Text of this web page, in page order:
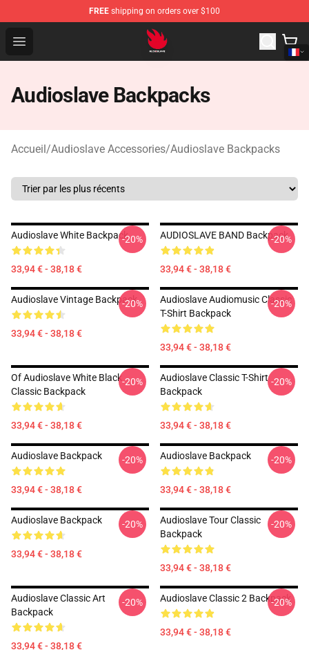
FREE shipping on orders over $100
Open menu
Audioslave Store - Official Audioslave Merchandise Shop
Audioslave Backpacks
Accueil/Audioslave Accessories/Audioslave Backpacks
Audioslave White Backpack
33,94 € - 38,18 €
-20% AUDIOSLAVE BAND Backpack
33,94 € - 38,18 €
-20%
Audioslave Vintage Backpack
33,94 € - 38,18 €
-20%
Audioslave Audiomusic Classic
T-Shirt Backpack
33,94 € - 38,18 €
-20%
Of Audioslave White Black
Classic Backpack
33,94 € - 38,18 €
-20%
Audioslave Classic T-Shirt
Backpack
33,94 € - 38,18 €
-20%
Audioslave Backpack
33,94 € - 38,18 €
-20% Audioslave Backpack
33,94 € - 38,18 €
-20%
Audioslave Backpack
33,94 € - 38,18 €
-20%
Audioslave Tour Classic
Backpack
33,94 € - 38,18 €
-20%
Audioslave Classic Art
Backpack
33,94 € - 38,18 €
-20% Audioslave Classic 2 Backpack
33,94 € - 38,18 €
-20%